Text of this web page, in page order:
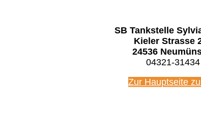
SB Tankstelle
Kieler Strasse
24536
04321-31434
Zur Hauptseite